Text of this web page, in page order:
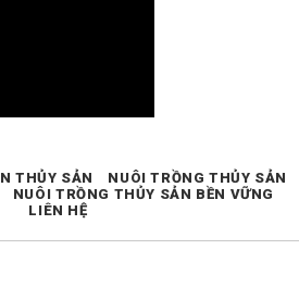
THỦY SẢN
NUÔI TRỒNG THỦY SẢN
NUÔI TRỒNG THỦY SẢN BỀN VỮNG
LIÊN HỆ